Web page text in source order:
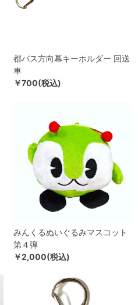
都バス方向幕キーホルダー 回送
車
￥700(税込)
みんくるぬいぐるみマスコット
第４弾
￥2,000(税込)